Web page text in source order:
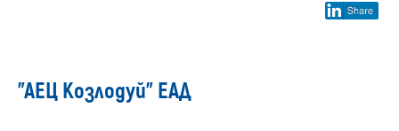
"АЕЦ Козлодуй" ЕАД